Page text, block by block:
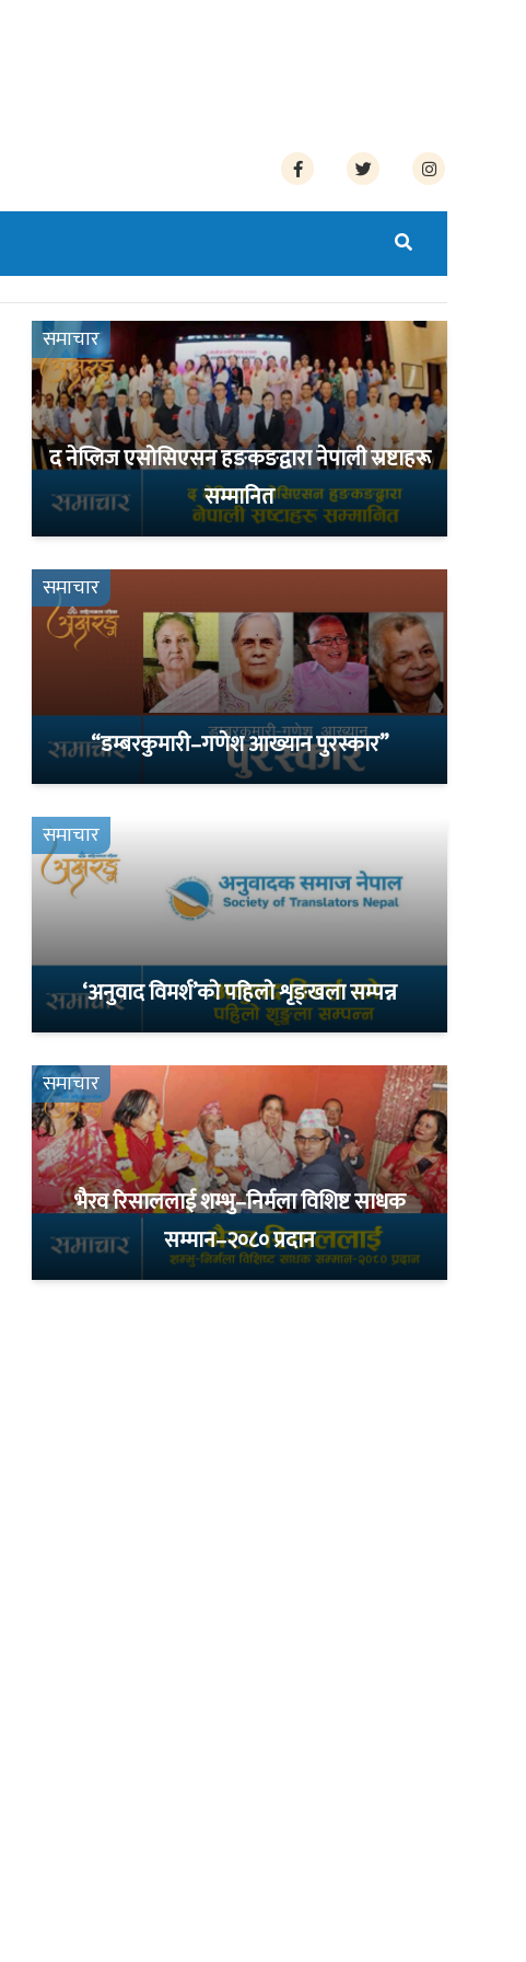
समाचार
द नेप्लिज एसोसिएसन हङकङद्वारा नेपाली स्रष्टाहरू
सम्मानित
समाचार
“डम्बरकुमारी–गणेश आख्यान पुरस्कार”
समाचार
‘अनुवाद विमर्श’को पहिलो शृङ्खला सम्पन्न
समाचार
भैरव रिसाललाई शम्भु–निर्मला विशिष्ट साधक
सम्मान–२०८० प्रदान